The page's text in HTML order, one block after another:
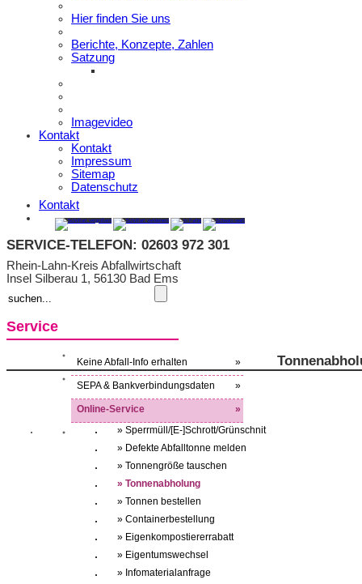
Hier finden Sie uns
Berichte, Konzepte, Zahlen
Satzung
Imagevideo
Kontakt
Kontakt
Impressum
Sitemap
Datenschutz
Kontakt
SERVICE-TELEFON: 02603 972 301
Rhein-Lahn-Kreis Abfallwirtschaft
Insel Silberau 1, 56130 Bad Ems
Service
Keine Abfall-Info erhalten »
SEPA & Bankverbindungsdaten »
Online-Service
»
» Sperrmüll/[E-]Schrott/Grünschnit
» Defekte Abfalltonne melden
» Tonnengröße tauschen
» Tonnenabholung
» Tonnen bestellen
» Containerbestellung
» Eigenkompostiererrabatt
» Eigentumswechsel
» Infomaterialanfrage